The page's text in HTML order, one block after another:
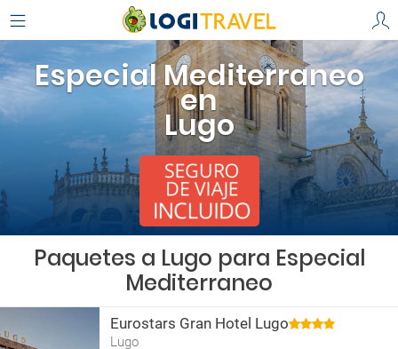
Especial Mediterraneo
en
Lugo
Paquetes a Lugo para Especial
Mediterraneo
Eurostars Gran Hotel Lugo
Lugo